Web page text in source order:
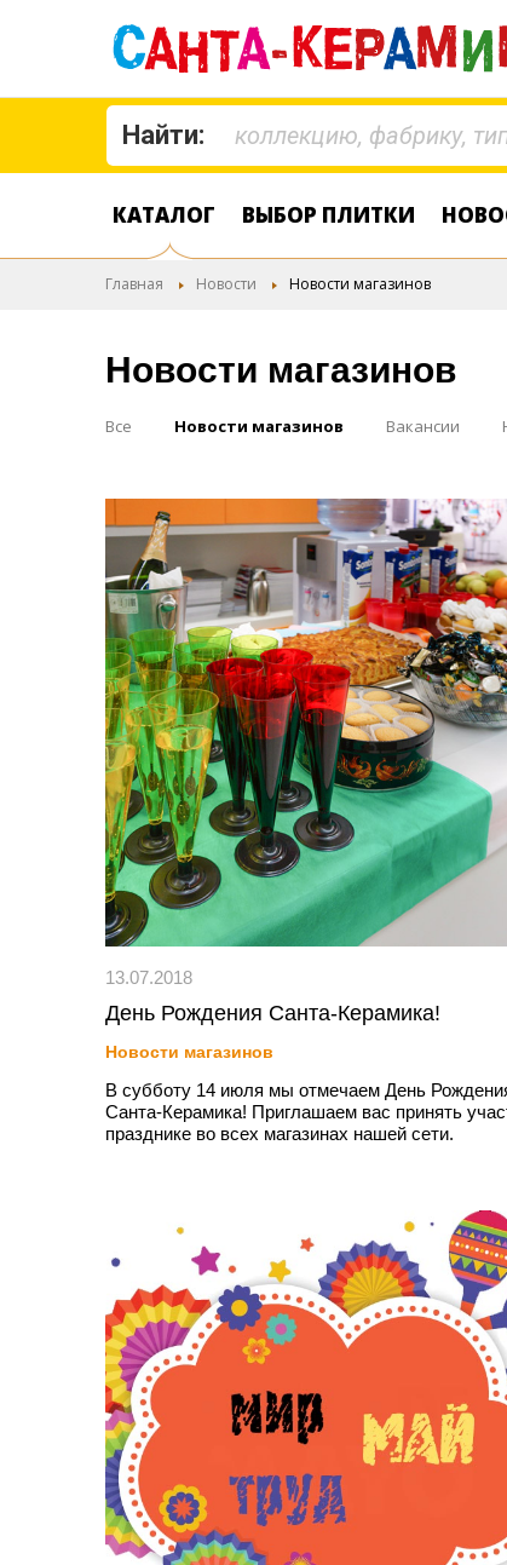
Найти:
КАТАЛОГ ВЫБОР ПЛИТКИ
Главная Новости Новости магазинов
Новости магазинов
Все Новости магазинов Вакансии
13.07.2018
День Рождения Санта-Керамика!
Новости магазинов
В субботу 14 июля мы отмечаем День
Санта-Керамика! Приглашаем вас принять
празднике во всех магазинах нашей сети.